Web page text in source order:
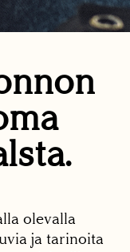
olevalla
ja tarinoita